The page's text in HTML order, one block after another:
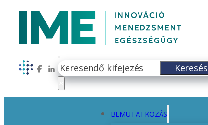
Follow us on Facebook
Follow us on LinkedIn
Keresés
Keresés
BEMUTATKOZÁS